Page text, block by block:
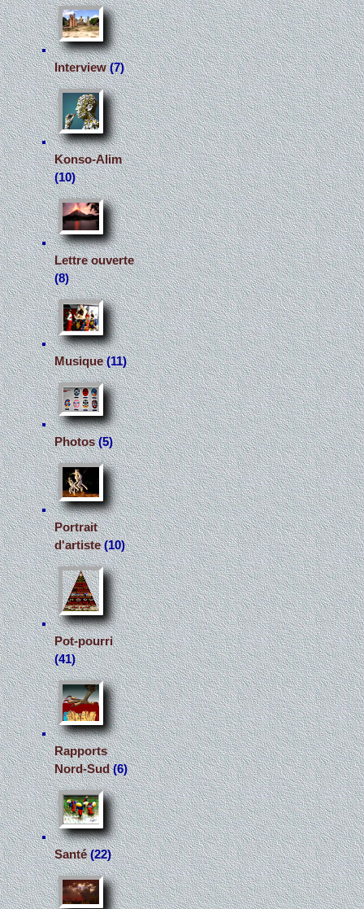
Interview(7)
Konso-Alim
(10)
Lettre ouverte
(8)
Musique(11)
Photos(5)
Portrait
d'artiste(10)
Pot-pourri
(41)
Rapports
Nord-Sud(6)
Santé(22)